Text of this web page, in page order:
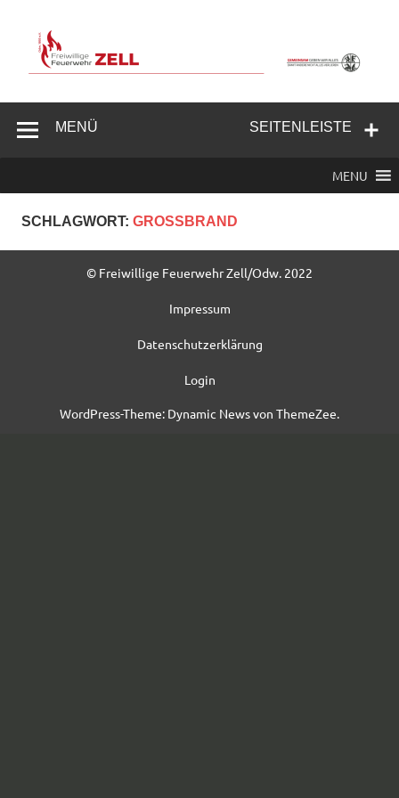
springen
Feuerwehr
SEITENLEISTE
MENÜ
MENU
SCHLAGWORT: GROSSBRAND
© Freiwillige Feuerwehr Zell/Odw. 2022
Impressum
Datenschutzerklärung
Login
WordPress-Theme: Dynamic News von ThemeZee.